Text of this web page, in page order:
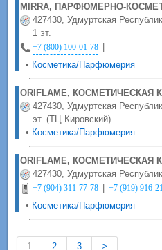
MIRRA, ПАРФЮМЕРНО-
427430, Удмуртская
1 эт.
+7 (800) 100-01-78
• Косметика/Парфюмерия
ORIFLAME, КОСМЕТИЧЕСКАЯ
427430, Удмуртская
эт. (ТЦ Кировский)
• Косметика/Парфюмерия
ORIFLAME, КОСМЕТИЧЕСКАЯ
427430, Удмуртская
+7 (904) 311-77-78 +7 (919) 916-
• Косметика/Парфюмерия
1 2 3 >